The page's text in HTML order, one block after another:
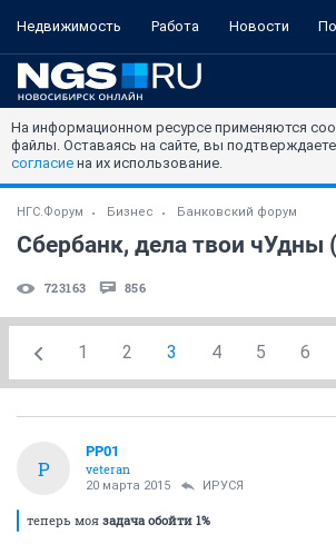
Недвижимость Работа Новости
На информационном ресурсе применяются
файлы. Оставаясь на сайте, вы
согласие на их использование.
НГС.Форум Бизнес Банковский форум
Сбербанк, дела твои чУдны
723163 856
1 2 3 4 5 6
P
PP01
veteran
20 марта 2015 ИРУСЯ
теперь моя задача обойти 1%